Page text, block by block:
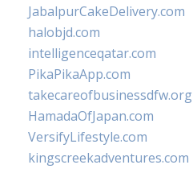
JabalpurCakeDelivery.com
halobjd.com
intelligenceqatar.com
PikaPikaApp.com
takecareofbusinessdfw.org
HamadaOfJapan.com
VersifyLifestyle.com
kingscreekadventures.com